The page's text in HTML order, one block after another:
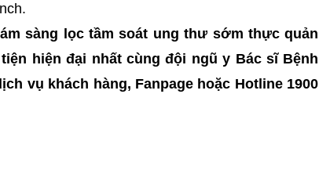
sàng lọc tầm soát ung thư sớm thực quản
hiện đại nhất cùng đội ngũ y Bác sĩ Bệnh
vụ khách hàng, Fanpage hoặc Hotline 1900